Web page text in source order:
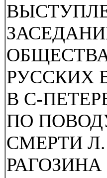
РУССКИХ
В С-
ПО
СМЕРТИ
РАГОЗИНА